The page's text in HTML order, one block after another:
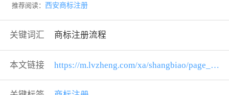
推荐阅读： 西安商标注册
关键词汇 商标注册流程
本文链接 https://m.lvzheng.com/xa/shangbiao/page_190807000006009.html